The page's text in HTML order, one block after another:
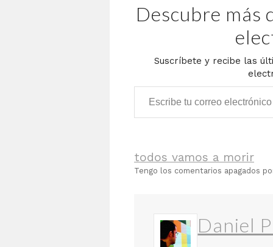
Descubre más
Suscríbete y recibe las
Escribe tu correo electrónico…
todos vamos a morir
Tengo los comentarios apagados
Daniel